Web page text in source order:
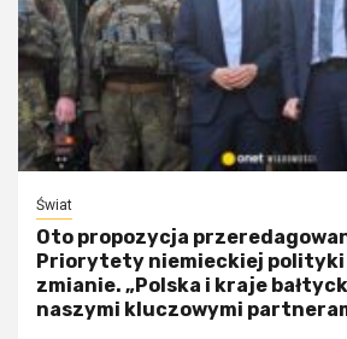
Świat
Oto propozycja
Priorytety niemieckiej polityki
zmianie. „Polska i kraje
naszymi kluczowymi